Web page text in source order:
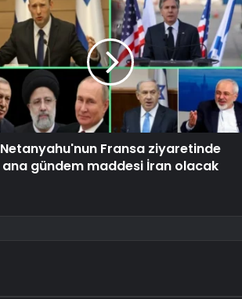
Netanyahu'nun Fransa ziyaretinde
ana gündem maddesi İran olacak